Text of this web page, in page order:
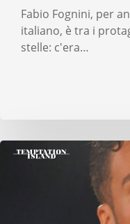
Fabio Fognini, per
italiano, è tra i
stelle: c'era…